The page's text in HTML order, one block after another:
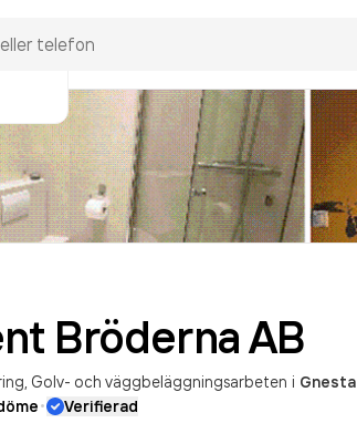
BrödernaAB
Golv- och väggbeläggningsarbeten i Gnesta
· Verifierad